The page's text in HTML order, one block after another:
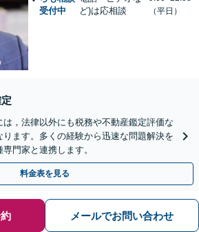
受付中
ど)は応相談
（平日）
，法律以外にも税務や不動産鑑定評価な
ます。多くの経験から迅速な問題解決を
門家と連携します。
料金表を見る
メールでお問い合わせ